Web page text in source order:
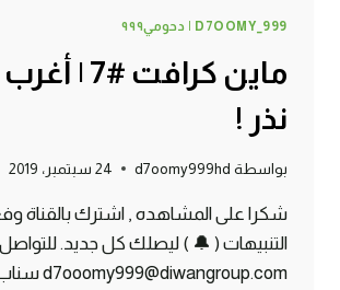
D7OOMY_999 | دحومي٩٩٩
ماين كرافت
نذر !
بواسطة d7oomy999hd 24 سبتمبر، 2019
شكرا على المشاهده , اشترك بالقناة
التنبيهات ( 🔔 ) ليصلك كل جديد.